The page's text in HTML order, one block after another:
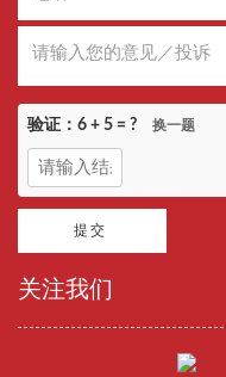
验证： 6 + 5 = ? 换一题
关注我们